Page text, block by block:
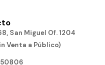
San Miguel Of. 1204
Venta a Público)